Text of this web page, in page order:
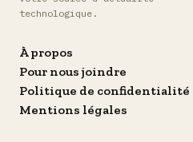
technologique.
À propos
Pour nous joindre
Politique de confidentialité
Mentions légales